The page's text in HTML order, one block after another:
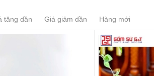
tăng dần Giá giảm dần Hàng mới